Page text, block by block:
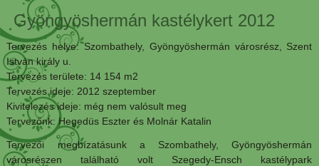
Gyöngyöshermán kastélykert 2012
Tervezés helye: Szombathely, Gyöngyöshermán városrész, Szent
István király u.
Tervezés területe: 14 154 m2
Tervezés ideje: 2012 szeptember
Kivitelezés ideje: még nem valósult meg
Tervezőnk: Hegedüs Eszter és Molnár Katalin
Tervezői megbízatásunk a Szombathely, Gyöngyöshermán
városrészen található volt Szegedy-Ensch kastélypark